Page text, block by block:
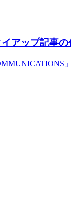
アップ記事の